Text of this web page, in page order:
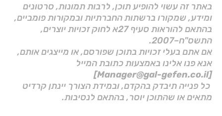
באתר זה עשוי להופיע תוכן, לרבות תמונות, סרטונים
ומידע, שמקורו ברשתות החברתיות ובמקורות פומביים,
בהתאם להוראות סעיף 27א לחוק זכויות יוצרים,
התשס"ח–2007.
אם אתם בעלי זכויות בתוכן שפורסם, או מייצגים אותם,
אנא פנו אלינו באמצעות כתובת המייל
[Manager@gal-gefen.co.il]
כל פנייה תיבדק בהקדם, ובמידת הצורך יינתן קרדיט
מתאים או שהתוכן יוסר, בהתאם לנסיבות.